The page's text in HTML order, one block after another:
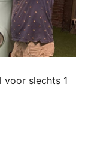
voor slechts 1